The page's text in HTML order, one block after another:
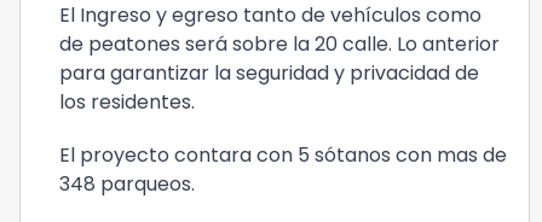
El Ingreso y egreso tanto de vehículos como
de peatones será sobre la 20 calle. Lo anterior
para garantizar la seguridad y privacidad de
los residentes.
El proyecto contara con 5 sótanos con mas de
348 parqueos.